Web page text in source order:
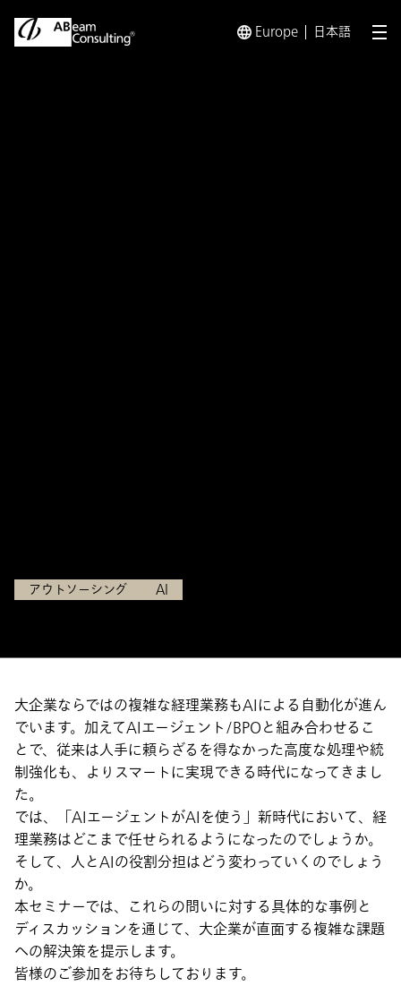
Europe 日本語 メ
アウトソーシング AI
大企業ならではの複雑な経理業務もAIによる自動化が進ん
でいます。加えてAIエージェント/BPOと組み合わせるこ
とで、従来は人手に頼らざるを得なかった高度な処理や統
制強化も、よりスマートに実現できる時代になってきまし
た。
では、「AIエージェントがAIを使う」新時代において、経
理業務はどこまで任せられるようになったのでしょうか。
そして、人とAIの役割分担はどう変わっていくのでしょう
か。
本セミナーでは、これらの問いに対する具体的な事例と
ディスカッションを通じて、大企業が直面する複雑な課題
への解決策を提示します。
皆様のご参加をお待ちしております。